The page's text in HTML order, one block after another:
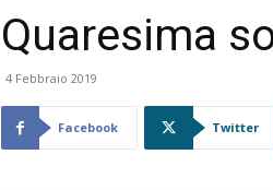
Quaresima
4 Febbraio 2019
Facebook Twitter